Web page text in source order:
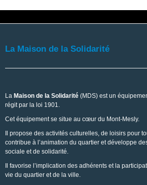
La Maison de la Solidarité
La Maison de la Solidarité (MDS) est un
régit par la loi 1901.
Cet équipement se situe au cœur du Mont-Mesly.
Il propose des activités culturelles, de loisirs pour
contribue à l’animation du quartier et développe
sociale et de solidarité.
Il favorise l’implication des adhérents et la
vie du quartier et de la ville.